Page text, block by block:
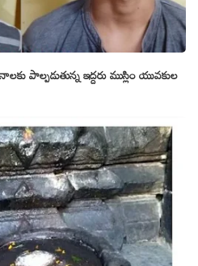
పాల్పడుతున్న ఇద్దరు ముస్లిం యువకుల